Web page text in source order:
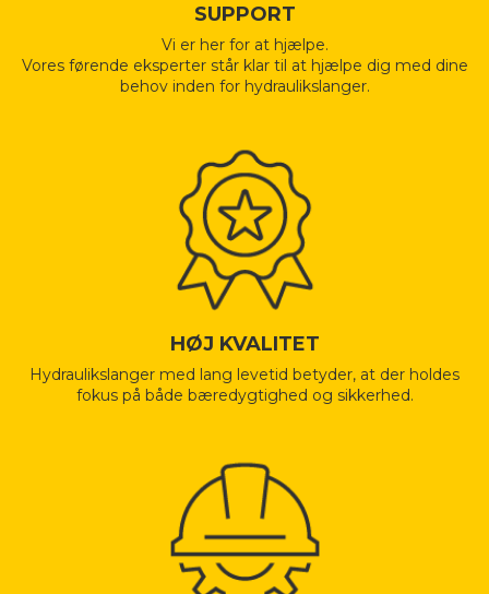
SUPPORT
Vi er her for at hjælpe.
Vores førende eksperter står klar til at hjælpe dig med dine
behov inden for hydraulikslanger.
HØJ KVALITET
Hydraulikslanger med lang levetid betyder, at der holdes
fokus på både bæredygtighed og sikkerhed.